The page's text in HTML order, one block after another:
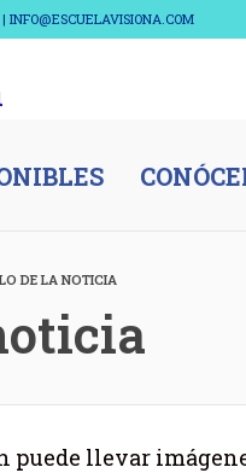
INFO@ESCUELAVISIONA.COM
DE LA NOTICIA
puede llevar